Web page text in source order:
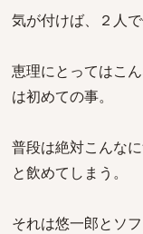
気が付けば、２人
恵理にとってはこ
は初めての事。
普段は絶対こんな
と飲めてしまう。
それは悠一郎とソ